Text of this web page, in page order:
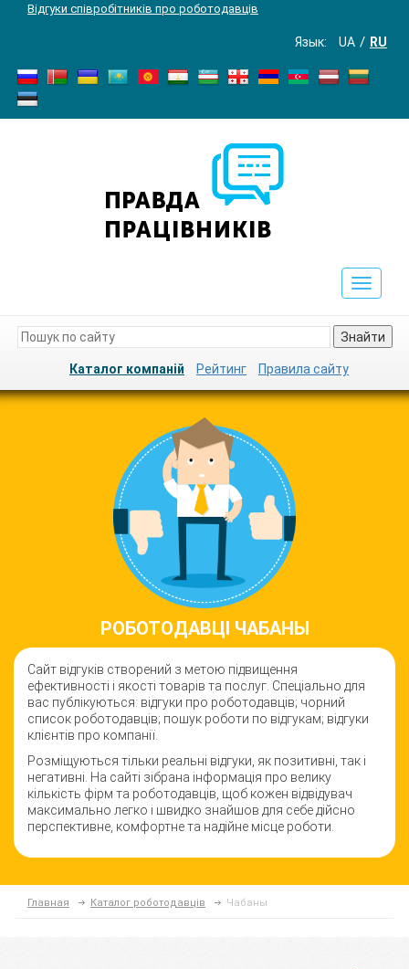
Відгуки співробітників про роботодавців
Язык: UA RU
Toggle
Знайти
Каталог компаній Рейтинг Правила сайту
РОБОТОДАВЦI ЧАБАНЫ
Сайт відгуків створений з метою підвищення
ефективності і якості товарiв та послуг. Спеціально для
вас публікуються: відгуки про роботодавців; чорний
список роботодавців; пошук роботи по відгукам; відгуки
клієнтів про компанії.
Розміщуються тільки реальні відгуки, як позитивні, так і
негативні. На сайті зібрана інформація про велику
кількість фірм та роботодавців, щоб кожен відвідувач
максимально легко і швидко знайшов для себе дійсно
перспективне, комфортне та надійне місце роботи.
Главная Каталог роботодавців Чабаны